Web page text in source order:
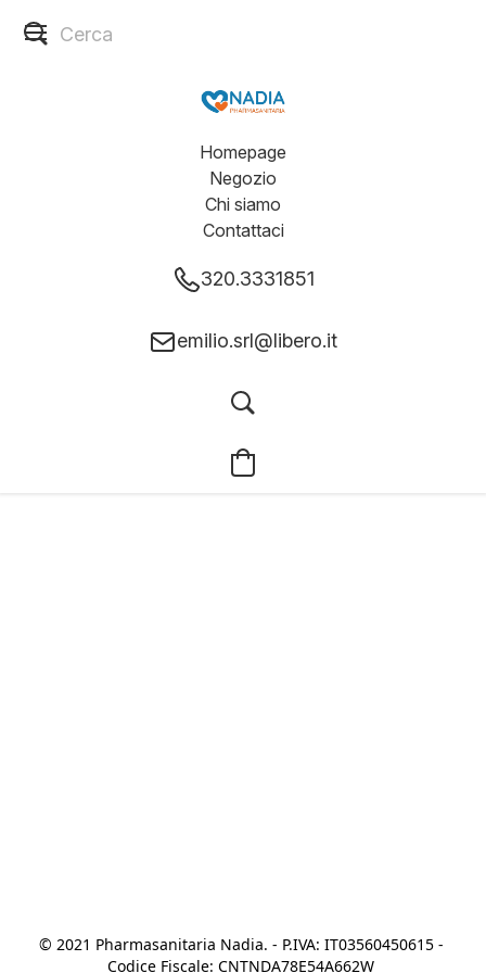
Homepage
Negozio
Chi siamo
Contattaci
320.3331851
emilio.srl@libero.it
© 2021 Pharmasanitaria Nadia. - P.IVA: IT03560450615 -
Codice Fiscale: CNTNDA78E54A662W